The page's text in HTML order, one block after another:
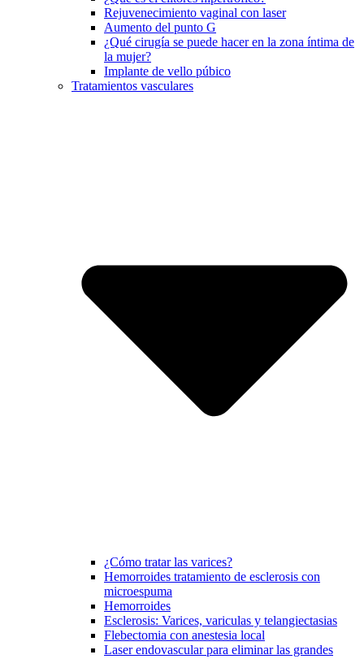
Rejuvenecimiento vaginal con laser
Aumento del punto G
¿Qué cirugía se puede hacer en la zona íntima de
la mujer?
Implante de vello púbico
Tratamientos vasculares
¿Cómo tratar las varices?
Hemorroides tratamiento de esclerosis con
microespuma
Hemorroides
Esclerosis: Varices, variculas y telangiectasias
Flebectomia con anestesia local
Laser endovascular para eliminar las grandes